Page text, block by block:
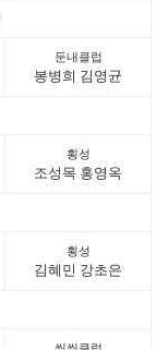
둔내클럽
봉병희 김영균
횡성
조성목 홍영옥
횡성
김혜민 강초은